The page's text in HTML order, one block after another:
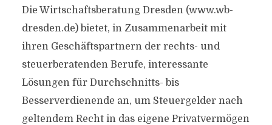
Die Wirtschaftsberatung Dresden (www.wb-
dresden.de) bietet, in Zusammenarbeit mit
ihren Geschäftspartnern der rechts- und
steuerberatenden Berufe, interessante
Lösungen für Durchschnitts- bis
Besserverdienende an, um Steuergelder nach
geltendem Recht in das eigene Privatvermögen